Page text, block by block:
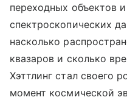
переходных объектов
спектроскопических
насколько
квазаров и сколько
Хэттлинг стал своего
момент космической